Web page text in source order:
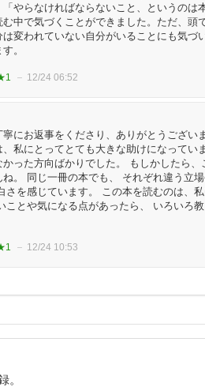
やらなければならないこと、というのは
む中で気づくことができました。ただ、頭
変われていない自分がいることにも気づ
。
12/24 06:52
にお返事をくださり、ありがとうござい
、私にとってとても大きな助けになってい
った方向ばかりでした。 もしかしたら
ね。 同じ一冊の本でも、 それぞれ違う立
を感じています。 この本を読むのは、
ことや気になる点があったら、 いろいろ
12/24 10:53
。